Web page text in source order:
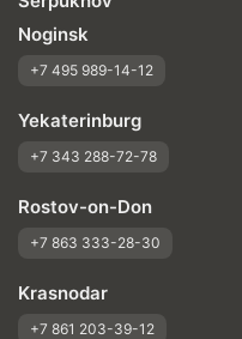
Noginsk
+7 495 989-14-12
Yekaterinburg
+7 343 288-72-78
Rostov-on-Don
+7 863 333-28-30
Krasnodar
+7 861 203-39-12